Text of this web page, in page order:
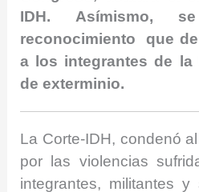
IDH. Asímismo,
reconocimiento que
a los integrantes de la
de exterminio.
La Corte-IDH, condenó
por las violencias
integrantes, militantes